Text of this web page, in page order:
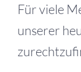
Für viele
unserer